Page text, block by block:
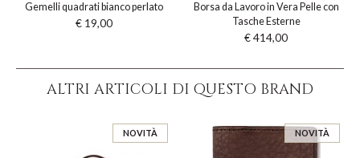
Gemelli quadrati bianco perlato
€ 19,00
Borsa da Lavoro in Vera Pelle con
Tasche Esterne
€ 414,00
ALTRI ARTICOLI DI QUESTO BRAND
NOVITÀ NOVITÀ